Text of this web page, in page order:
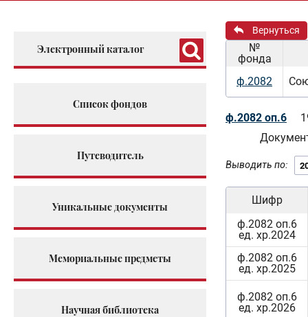
Электронный каталог
Список фондов
Путеводитель
Уникальные документы
Мемориальные предметы
Научная библиотека
Вернуться
№
фонда
ф.2082
ф.2082 оп.6
Выводить по:
Шифр
ф.2082 оп.6
ед. хр.2024
ф.2082 оп.6
ед. хр.2025
ф.2082 оп.6
ед. хр.2026